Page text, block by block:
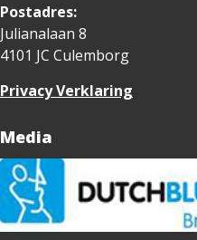
Postadres:
Julianalaan 8
4101 JC Culemborg
Privacy Verklaring
Media